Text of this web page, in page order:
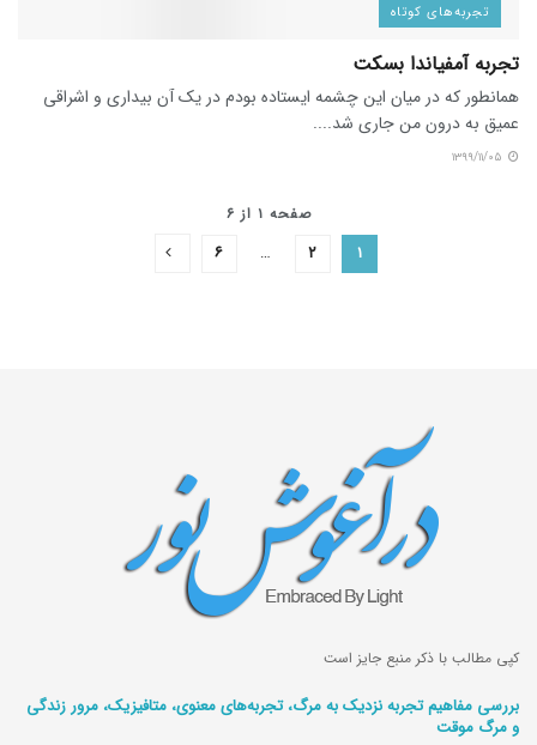
تجربه‌های کوتاه
تجربه آمفیاندا بسکت
همانطور که در میان این چشمه ایستاده بودم در یک آن بیداری و اشراقی
عمیق به درون من جاری شد....
صفحه ۱ از ۶
۱ ۲ … ۶
کپی مطالب با ذکر منبع جایز است
بررسی مفاهیم تجربه‌ نزدیک به مرگ، تجربه‌های معنوی، متافیزیک، مرور زندگی
و مرگ موقت